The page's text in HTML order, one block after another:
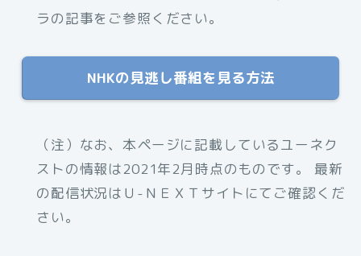
ラの記事をご参照ください。
NHKの見逃し番組を見る方法
（注）なお、本ページに記載しているユーネク
ストの情報は2021年2月時点のものです。 最新
の配信状況はＵ-ＮＥＸＴサイトにてご確認くだ
さい。